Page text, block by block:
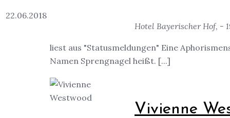
22.06.2018
Hotel Bayerischer Hof, -
liest aus "Statusmeldungen" Eine
Namen Sprengnagel heißt. [...]
Vivienne